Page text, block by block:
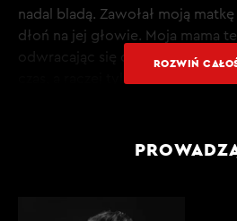
nadal bladą. Zawołał moją
dłoń na jej głowie. Moja mama
odwracając się od męża. Patrzyli
recytował wersety. Zakończył
ROZWIŃ